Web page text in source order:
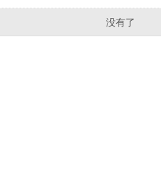
没有了